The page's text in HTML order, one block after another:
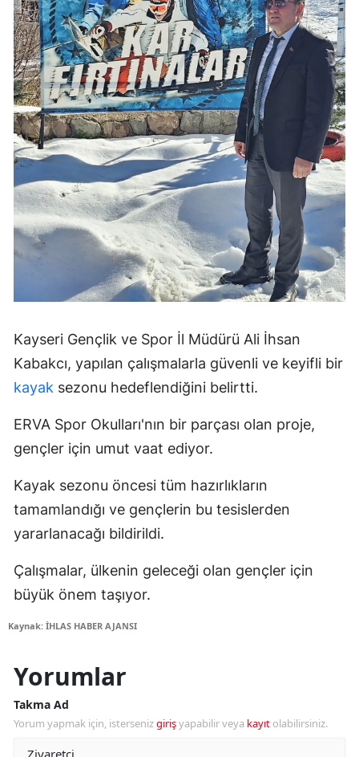
Kayseri Gençlik ve Spor İl Müdürü Ali İhsan
Kabakcı, yapılan çalışmalarla güvenli ve keyifli bir
kayak sezonu hedeflendiğini belirtti.
ERVA Spor Okulları'nın bir parçası olan proje,
gençler için umut vaat ediyor.
Kayak sezonu öncesi tüm hazırlıkların
tamamlandığı ve gençlerin bu tesislerden
yararlanacağı bildirildi.
Çalışmalar, ülkenin geleceği olan gençler için
büyük önem taşıyor.
Kaynak: İHLAS HABER AJANSI
Yorumlar
Takma Ad
Yorum yapmak için, istersenizgirişyapabilir veya kayıt olabilirsiniz.